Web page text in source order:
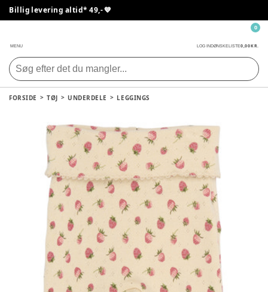
Billig levering altid* 49,- 💙
MENU LOG INDØNSKELISTE0,00 KR.
0
FORSIDE TØJ UNDERDELE LEGGINGS